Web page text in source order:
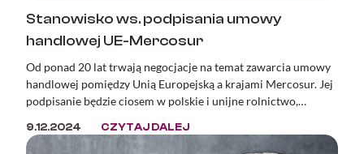
Stanowisko ws. podpisania umowy
handlowej UE-Mercosur
Od ponad 20 lat trwają negocjacje na temat zawarcia umowy
handlowej pomiędzy Unią Europejską a krajami Mercosur. Jej
podpisanie będzie ciosem w polskie i unijne rolnictwo,
względem ekologicznym, klimatycznym i demokratycznym.
9.12.2024 CZYTAJ DALEJ